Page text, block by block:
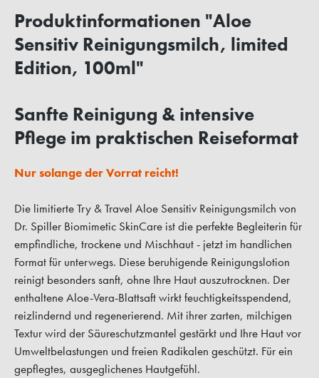
Produktinformationen "Aloe
Sensitiv Reinigungsmilch, limited
Edition, 100ml"
Sanfte Reinigung & intensive
Pflege im praktischen Reiseformat
Nur solange der Vorrat reicht!
Die limitierte Try & Travel Aloe Sensitiv Reinigungsmilch von
Dr. Spiller Biomimetic SkinCare ist die perfekte Begleiterin für
empfindliche, trockene und Mischhaut - jetzt im handlichen
Format für unterwegs. Diese beruhigende Reinigungslotion
reinigt besonders sanft, ohne Ihre Haut auszutrocknen. Der
enthaltene Aloe-Vera-Blattsaft wirkt feuchtigkeitsspendend,
reizlindernd und regenerierend. Mit ihrer zarten, milchigen
Textur wird der Säureschutzmantel gestärkt und Ihre Haut vor
Umweltbelastungen und freien Radikalen geschützt. Für ein
gepflegtes, ausgeglichenes Hautgefühl.